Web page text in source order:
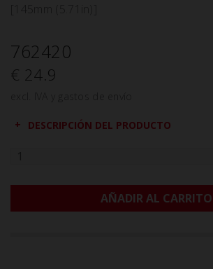
762420
€ 24.9
DESCRIPCIÓN DEL PRODUCTO
AÑADIR AL CARRITO